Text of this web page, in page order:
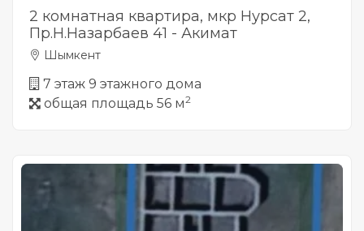
2 комнатная квартира, мкр Нурсат 2,
Пр.Н.Назарбаев 41 - Акимат
Шымкент
7 этаж 9 этажного дома
общая площадь 56 м2